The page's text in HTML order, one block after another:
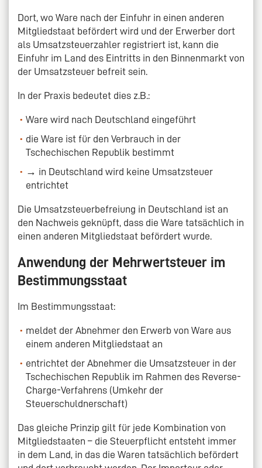
Dort, wo Ware nach der Einfuhr in einen anderen
Mitgliedstaat befördert wird und der Erwerber dort
als Umsatzsteuerzahler registriert ist, kann die
Einfuhr im Land des Eintritts in den Binnenmarkt von
der Umsatzsteuer befreit sein.
In der Praxis bedeutet dies z.B.:
Ware wird nach Deutschland eingeführt
die Ware ist für den Verbrauch in der
Tschechischen Republik bestimmt
→ in Deutschland wird keine Umsatzsteuer
entrichtet
Die Umsatzsteuerbefreiung in Deutschland ist an
den Nachweis geknüpft, dass die Ware tatsächlich in
einen anderen Mitgliedstaat befördert wurde.
Anwendung der Mehrwertsteuer im
Bestimmungsstaat
Im Bestimmungsstaat:
meldet der Abnehmer den Erwerb von Ware aus
einem anderen Mitgliedstaat an
entrichtet der Abnehmer die Umsatzsteuer in der
Tschechischen Republik im Rahmen des Reverse-
Charge-Verfahrens (Umkehr der
Steuerschuldnerschaft)
Das gleiche Prinzip gilt für jede Kombination von
Mitgliedstaaten – die Steuerpflicht entsteht immer
in dem Land, in das die Waren tatsächlich befördert